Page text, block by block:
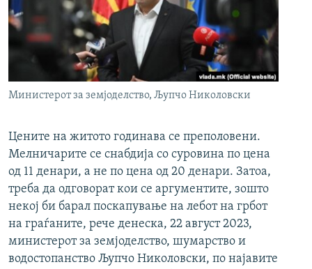
РСЕ веб страници
Министерот за земјоделство, Љупчо Николовски
Цените на житото годинава се преполовени.
Мелничарите се снабдија со суровина по цена
од 11 денари, а не по цена од 20 денари. Затоа,
треба да одговорат кои се аргументите, зошто
некој би барал поскапување на лебот на грбот
на граѓаните, рече денеска, 22 август 2023,
министерот за земјоделство, шумарство и
водостопанство Љупчо Николовски, по најавите